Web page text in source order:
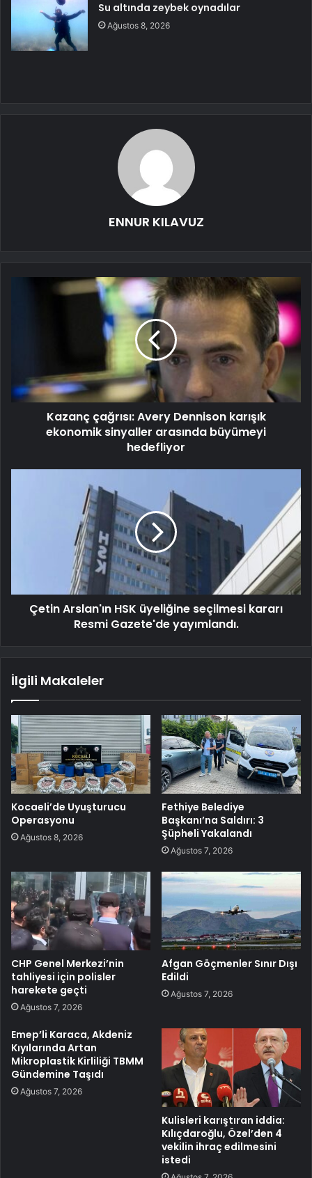
Su altında zeybek oynadılar
Ağustos 8, 2026
ENNUR KILAVUZ
Kazanç çağrısı: Avery Dennison karışık
ekonomik sinyaller arasında büyümeyi
hedefliyor
Çetin Arslan'ın HSK üyeliğine seçilmesi kararı
Resmi Gazete'de yayımlandı.
İlgili Makaleler
Kocaeli’de Uyuşturucu
Operasyonu
Ağustos 8, 2026
Fethiye Belediye
Başkanı’na Saldırı: 3
Şüpheli Yakalandı
Ağustos 7, 2026
CHP Genel Merkezi’nin
tahliyesi için polisler
harekete geçti
Ağustos 7, 2026
Afgan Göçmenler Sınır Dışı
Edildi
Ağustos 7, 2026
Emep’li Karaca, Akdeniz
Kıyılarında Artan
Mikroplastik Kirliliği TBMM
Gündemine Taşıdı
Ağustos 7, 2026
Kulisleri karıştıran iddia:
Kılıçdaroğlu, Özel’den 4
vekilin ihraç edilmesini
istedi